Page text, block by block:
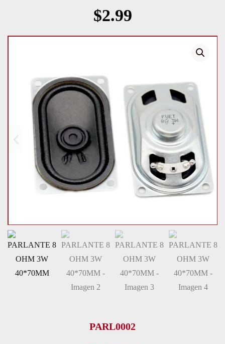
$2.99
PARL0002